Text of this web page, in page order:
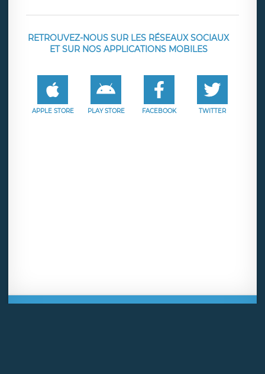
RETROUVEZ-NOUS SUR LES RÉSEAUX SOCIAUX
ET SUR NOS APPLICATIONS MOBILES
APPLE STORE PLAY STORE FACEBOOK TWITTER